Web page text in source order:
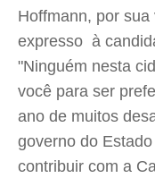
Hoffmann, por
expresso à
"Ninguém nesta
você para ser
ano de muitos
governo do
contribuir com a